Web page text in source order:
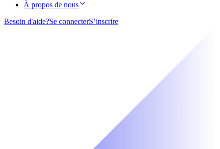
À propos de nous
Besoin d'aide?Se connecterS’inscrire